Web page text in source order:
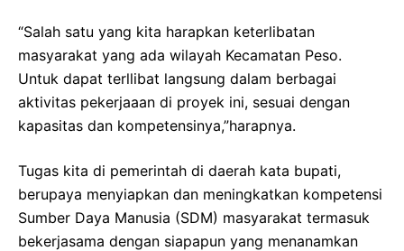
“Salah satu yang kita harapkan keterlibatan
masyarakat yang ada wilayah Kecamatan Peso.
Untuk dapat terllibat langsung dalam berbagai
aktivitas pekerjaaan di proyek ini, sesuai dengan
kapasitas dan kompetensinya,”harapnya.
Tugas kita di pemerintah di daerah kata bupati,
berupaya menyiapkan dan meningkatkan kompetensi
Sumber Daya Manusia (SDM) masyarakat termasuk
bekerjasama dengan siapapun yang menanamkan